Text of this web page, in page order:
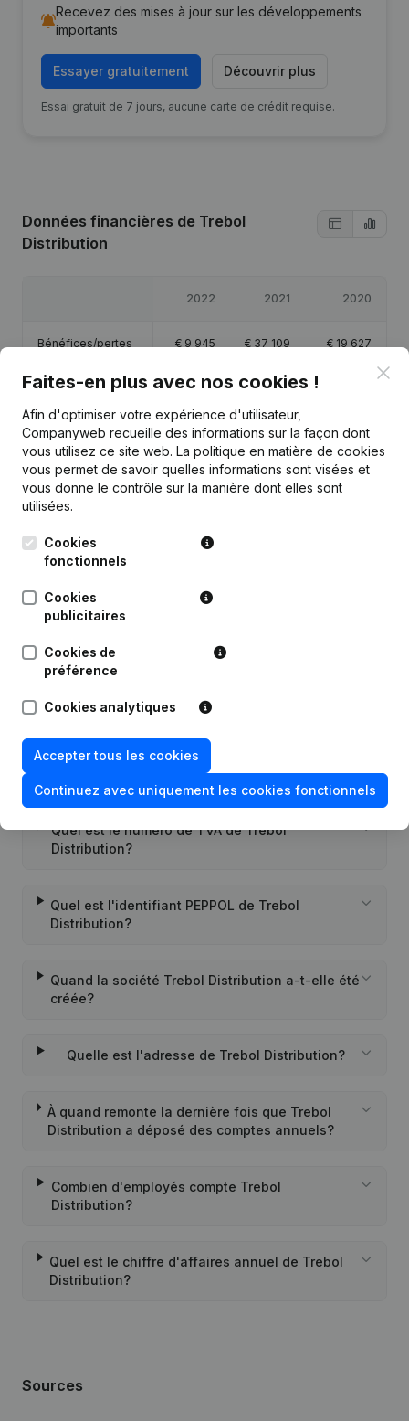
Recevez des mises à jour sur les développements
importants
Essayer gratuitement Découvrir plus
Essai gratuit de 7 jours, aucune carte de crédit requise.
Données financières de Trebol
Distribution
2022 2021 2020
Bénéfices/pertes € 9 945 € 37 109 € 19 627
Capitaux propres €72 882 €62 936
Marge brute €18 460 €39 501 €106 460
Publications de Trebol Distribution
Date Publication
11-04-2019
Personne Morale, Ouverture
Questions fréquemment posées
Quel est le numéro de TVA de Trebol
Distribution?
Quel est l'identifiant PEPPOL de Trebol
Distribution?
Quand la société Trebol Distribution a-t-elle été
créée?
Quelle est l'adresse de Trebol Distribution?
À quand remonte la dernière fois que Trebol
Distribution a déposé des comptes annuels?
Combien d'employés compte Trebol
Distribution?
Quel est le chiffre d'affaires annuel de Trebol
Distribution?
Sources
Faites-en plus avec nos cookies !
Afin d'optimiser votre expérience d'utilisateur,
Companyweb recueille des informations sur la façon dont
vous utilisez ce site web. La politique en matière de cookies
vous permet de savoir quelles informations sont visées et
vous donne le contrôle sur la manière dont elles sont
utilisées.
Cookies
fonctionnels
Cookies
publicitaires
Cookies de
préférence
Cookies analytiques
Accepter tous les cookies
Continuez avec uniquement les cookies fonctionnels